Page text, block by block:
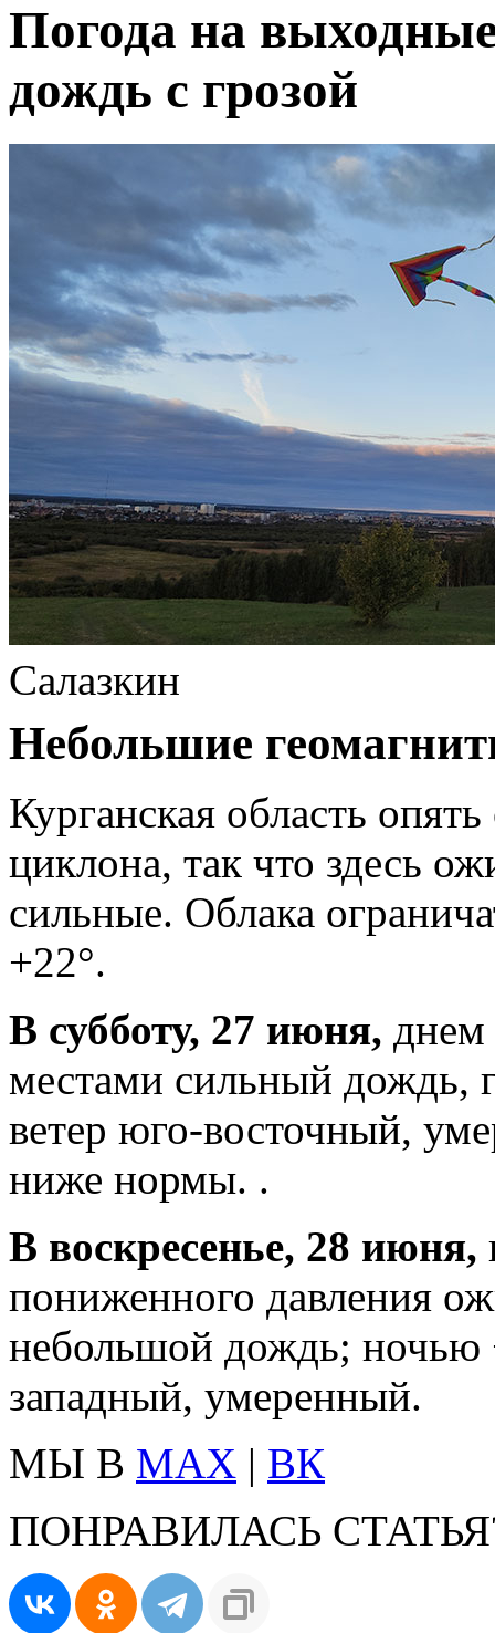
Погода на
дождь с грозой
Салазкин
Небольшие
Курганская область
циклона, так что здесь
сильные. Облака
+22°.
В субботу, 27 июня, днем
местами сильный дождь,
ветер юго-восточный,
ниже нормы. .
В воскресенье, 28 июня,
пониженного давления
небольшой дождь; ночью
западный, умеренный.
МЫ В MAX | ВК
ПОНРАВИЛАСЬ